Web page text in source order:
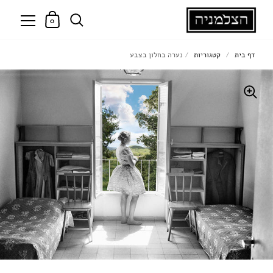
0
דף בית / קטגוריות / נערה בחלון בצבע